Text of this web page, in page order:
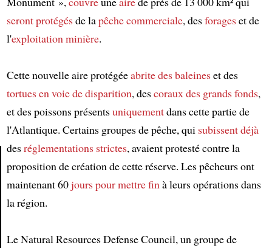
Article
seront protégésde lapêche commerciale, desforageset de
l'exploitation minière.
Cette nouvelle aire protégéeabritedes baleineset des
tortuesen voie de disparition, descoraux des grands fonds,
et des poissons présentsuniquementdans cette partie de
l'Atlantique. Certains groupes de pêche, qui subissentdéjà
desréglementations strictes, avaient protesté contre la
proposition de création de cette réserve. Les pêcheurs ont
maintenant 60jourspour mettre finà leurs opérations dans
la région.
Le Natural Resources Defense Council, un groupe de